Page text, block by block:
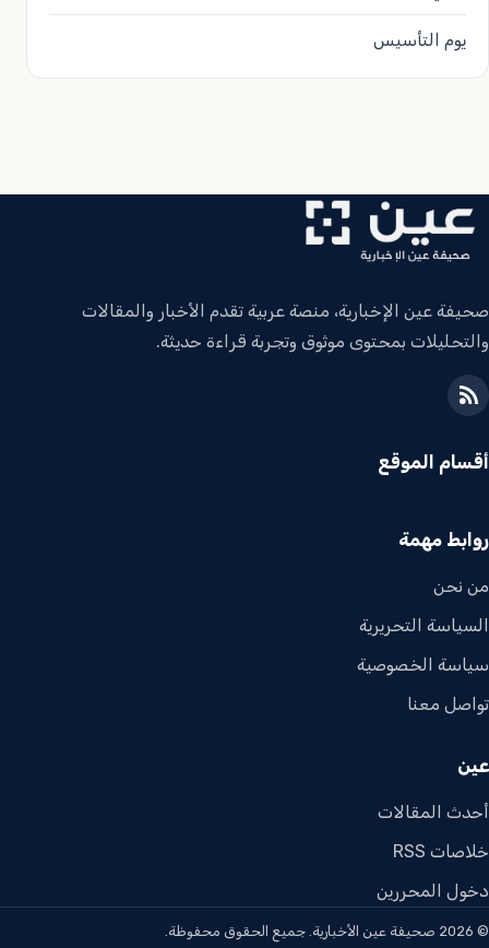
يوم التأسيس
صحيفة عين الإخبارية، منصة عربية تقدم الأخبار والمقالات
والتحليلات بمحتوى موثوق وتجربة قراءة حديثة.
أقسام الموقع
روابط مهمة
من نحن
السياسة التحريرية
سياسة الخصوصية
تواصل معنا
عين
أحدث المقالات
خلاصات RSS
دخول المحررين
© 2026 صحيفة عين الأخبارية. جميع الحقوق محفوظة.